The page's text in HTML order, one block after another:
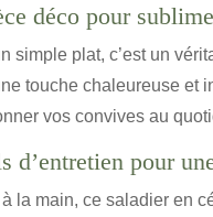
déco pour
simple plat, c’est un
touche chaleureuse et
vos convives au
d’entretien pour
la main, ce saladier en